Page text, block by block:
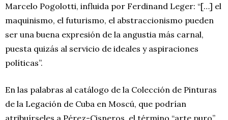
Marcelo Pogolotti, influida por Ferdinand Leger: “[…] el
maquinismo, el futurismo, el abstraccionismo pueden
ser una buena expresión de la angustia más carnal,
puesta quizás al servicio de ideales y aspiraciones
políticas”.
En las palabras al catálogo de la Colección de Pinturas
de la Legación de Cuba en Moscú, que podrían
atribuírseles a Pérez-Cisneros, el término “arte puro”